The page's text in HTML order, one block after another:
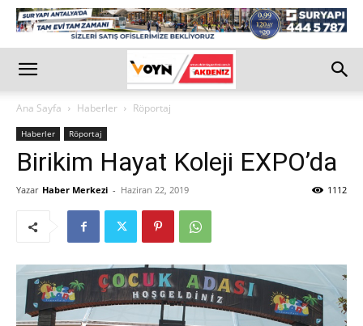
Ana Sayfa Haberler Röportaj
Haberler Röportaj
Birikim Hayat Koleji EXPO’da
Yazar Haber Merkezi - Haziran 22, 2019 1112